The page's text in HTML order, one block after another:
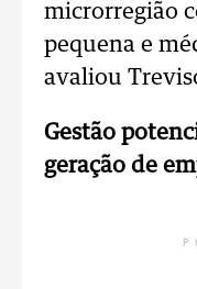
microrregião
pequena e
avaliou
Gestão
geração de